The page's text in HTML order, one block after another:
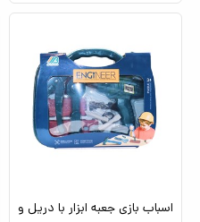
اسباب بازی جعبه ابزار با دریل و